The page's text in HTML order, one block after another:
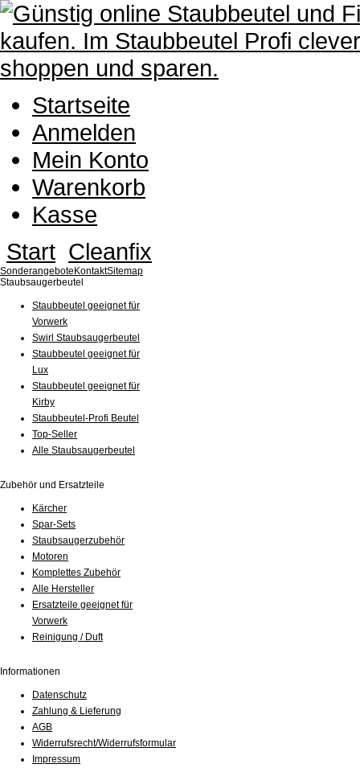
Startseite
Anmelden
Mein Konto
Warenkorb
Kasse
Start Cleanfix
Sonderangebote KontaktSitemap
Staubsaugerbeutel
Staubbeutel geeignet für
Vorwerk
Swirl Staubsaugerbeutel
Staubbeutel geeignet für
Lux
Staubbeutel geeignet für
Kirby
Staubbeutel-Profi Beutel
Top-Seller
Alle Staubsaugerbeutel
Zubehör und Ersatzteile
Kärcher
Spar-Sets
Staubsaugerzubehör
Motoren
Komplettes Zubehör
Alle Hersteller
Ersatzteile geeignet für
Vorwerk
Reinigung / Duft
Informationen
Datenschutz
Zahlung & Lieferung
AGB
Widerrufsrecht/Widerrufsformular
Impressum